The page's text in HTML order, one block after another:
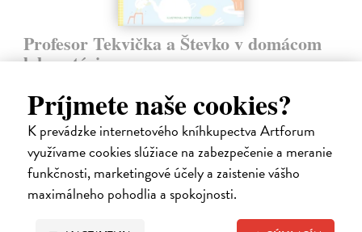
Príjmete naše cookies?
K prevádzke internetového kníhkupectva Artforum
využívame cookies slúžiace na zabezpečenie a meranie
funkčnosti, marketingové účely a zaistenie vášho
maximálneho pohodlia a spokojnosti.
Profesor Tekvička a Števko v domácom
laboratóriu
Vedeli ste, že si doma môžete vyrobiť soľné šperky, vlastné jogurty,
recyklovaný papier aj dúhu? Vyskúšajte so svojimi deťmi tridsať
jednoduchých pokusov s bežnými predmetmi a materiálmi.
Na sklade ?
14,20 €